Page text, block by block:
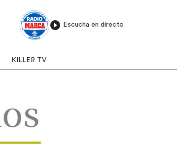
Escucha en directo
KILLER TV